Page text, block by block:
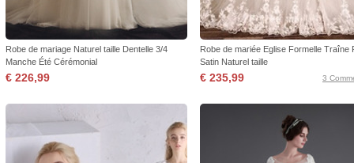
Robe de mariage Naturel taille Dentelle 3/4
Manche Été Cérémonial
€ 226,99
Robe de mariée Eglise Formelle Traîne
Satin Naturel taille
€ 235,99 3